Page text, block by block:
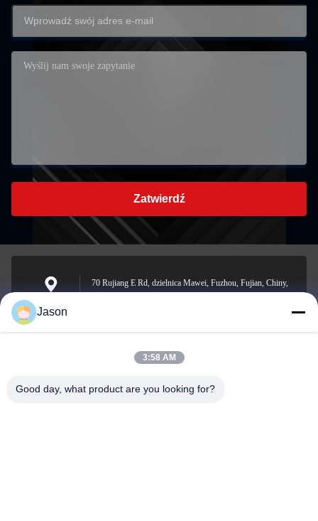
Zatwierdź
70 Rujiang E Rd, dzielnica Mawei, Fuzhou, Fujian, Chiny,
elektroniczna
Jason
3:58 AM
Good day, what product are you looking for?